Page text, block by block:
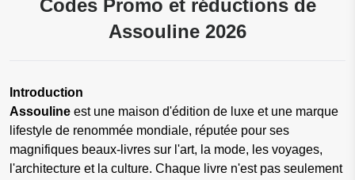
Codes Promo et réductions de
Assouline 2026
Introduction
Assouline est une maison d'édition de luxe et une marque
lifestyle de renommée mondiale, réputée pour ses
magnifiques beaux-livres sur l'art, la mode, les voyages,
l'architecture et la culture. Chaque livre n'est pas seulement